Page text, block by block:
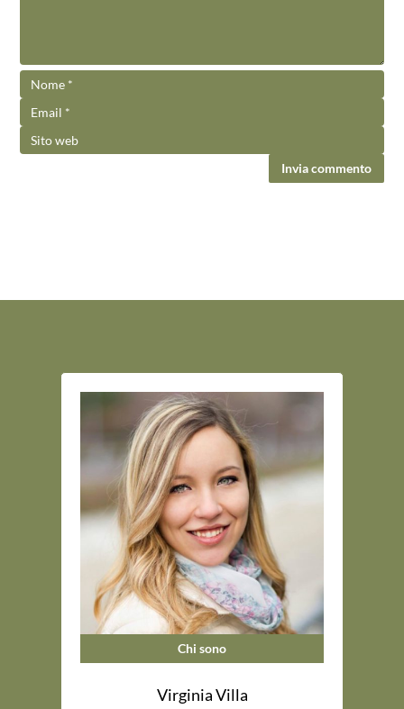
Invia commento
Chi sono
Virginia Villa